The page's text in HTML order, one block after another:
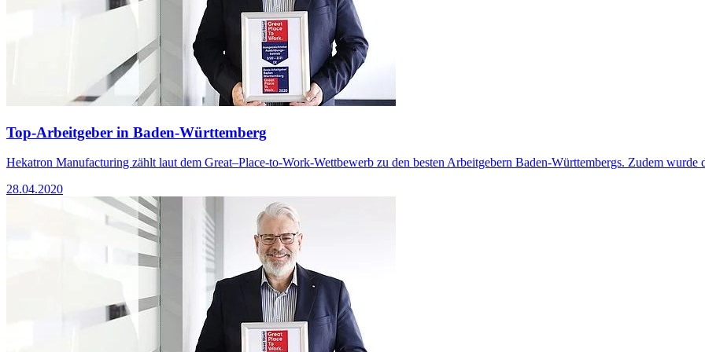
Top-Arbeitgeber in Baden-Württemberg
Hekatron Manufacturing zählt laut dem Great–Place-to-Work-Wettbewerb zu den besten Arbeitgebern Baden-Württembergs. Zudem
28.04.2020